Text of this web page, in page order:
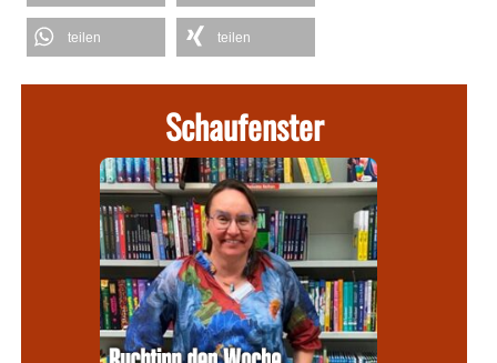
teilen teilen
Schaufenster